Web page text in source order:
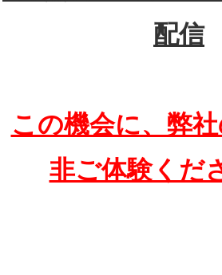
配信
この機会に、弊
非ご体験くだ